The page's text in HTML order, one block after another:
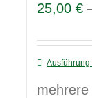
25,00 €
Ausführung